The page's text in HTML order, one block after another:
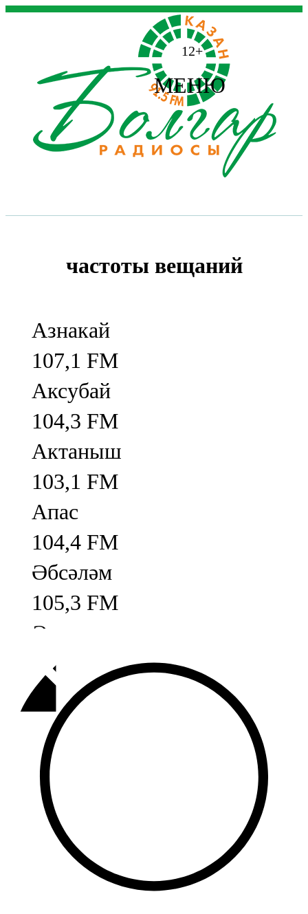
12+
МЕНЮ
частоты вещаний
Азнакай
107,1 FM
Аксубай
104,3 FM
Актаныш
103,1 FM
Апас
104,4 FM
Әбсәләм
105,3 FM
Әлмәт
92,9 FM
Базарлы матак
107,1 FM
Балык бистәсе
104,9 FM
Баулы
107,5 FM
Биләр